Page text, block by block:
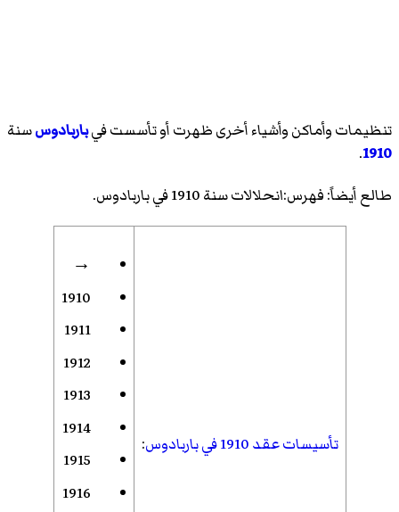
تنظيمات وأماكن وأشياء أخرى ظهرت أو تأسست فيباربادوسسنة
1910
.
طالع أيضاً:فهرس:انحلالات سنة 1910 في باربادوس .
تأسيسات عقد 1910 في باربادوس :
→
1910
1911
1912
1913
1914
1915
1916